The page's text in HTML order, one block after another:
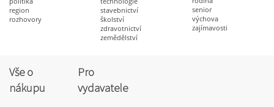
region
rozhovory
stavebnictví
školství
zdravotnictví
zemědělství
senior
výchova
zajímavosti
Vše o
nákupu
Pro
vydavatele